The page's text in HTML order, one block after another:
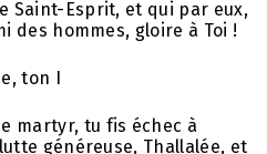
Saint-Esprit, et qui par eux,
des hommes, gloire à Toi !
ton I
martyr, tu fis échec à
généreuse, Thallalée, et